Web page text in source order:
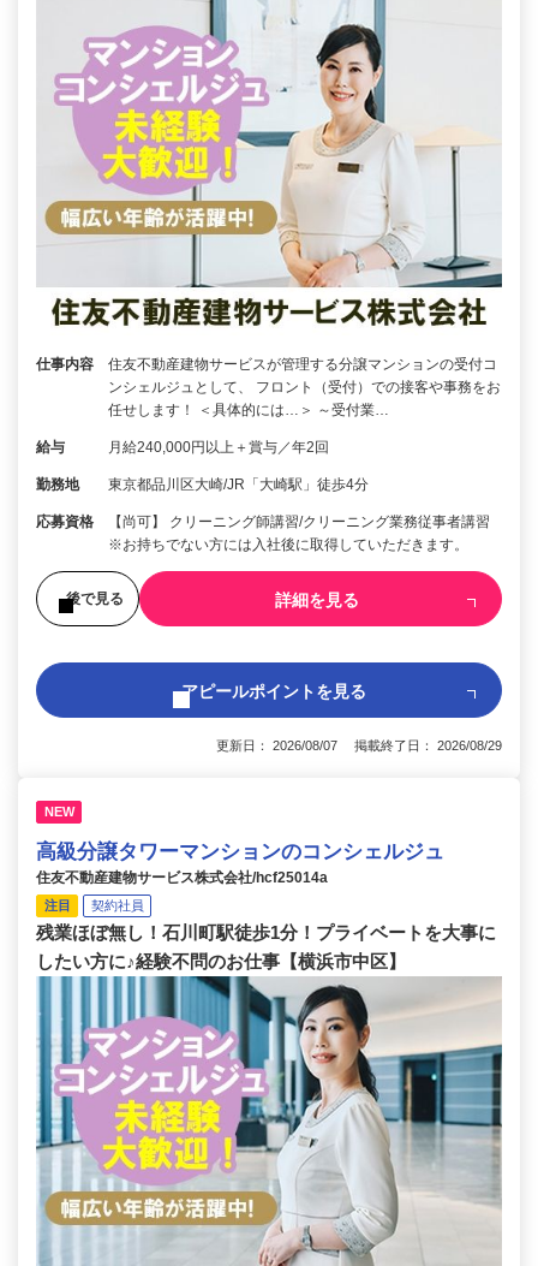
仕事内容
住友不動産建物サービスが管理する分譲マンションの受付コ
ンシェルジュとして、 フロント（受付）での接客や事務をお
任せします！ ＜具体的には…＞ ～受付業…
給与 月給240,000円以上＋賞与／年2回
勤務地 東京都品川区大崎/JR「大崎駅」徒歩4分
応募資格
【尚可】 クリーニング師講習/クリーニング業務従事者講習
※お持ちでない方には入社後に取得していただきます。
後で見る 詳細を見る
アピールポイントを見る
更新日： 2026/08/07 掲載終了日： 2026/08/29
NEW
高級分譲タワーマンションのコンシェルジュ
住友不動産建物サービス株式会社/hcf25014a
注目 契約社員
残業ほぼ無し！石川町駅徒歩1分！プライベートを大事に
したい方に♪経験不問のお仕事【横浜市中区】